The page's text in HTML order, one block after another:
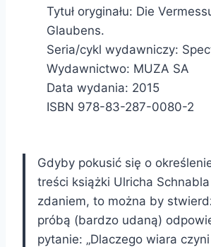
Tytuł oryginału: Die
Glaubens.
Seria/cykl wydawniczy:
Wydawnictwo: MUZA SA
Data wydania: 2015
ISBN 978-83-287-0080-2
Gdyby pokusić się o
treści książki Ulricha
zdaniem, to można by
próbą (bardzo udaną)
pytanie: „Dlaczego wiara